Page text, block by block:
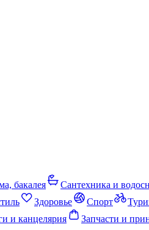
бакалея Сантехника и
Здоровье Спорт
и канцелярия Запчасти и